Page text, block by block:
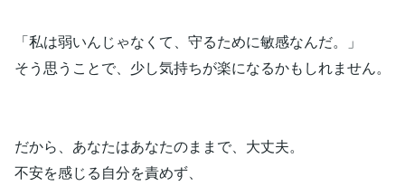
「私は弱いんじゃなくて、守るために敏感なんだ。」
そう思うことで、少し気持ちが楽になるかもしれません。
だから、あなたはあなたのままで、大丈夫。
不安を感じる自分を責めず、